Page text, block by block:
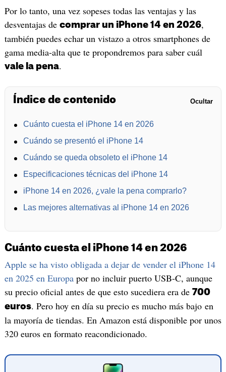
Por lo tanto, una vez sopeses todas las ventajas y las
desventajas de comprar un iPhone 14 en 2026,
también puedes echar un vistazo a otros smartphones de
gama media-alta que te propondremos para saber cuál
vale la pena.
Índice de contenido Ocultar
Cuánto cuesta el iPhone 14 en 2026
Cuándo se presentó el iPhone 14
Cuándo se queda obsoleto el iPhone 14
Especificaciones técnicas del iPhone 14
iPhone 14 en 2026, ¿vale la pena comprarlo?
Las mejores alternativas al iPhone 14 en 2026
Cuánto cuesta el iPhone 14 en 2026
Apple se ha visto obligada a dejar de vender el iPhone 14
en 2025 en Europapor no incluir puerto USB-C, aunque
su precio oficial antes de que esto sucediera era de 700
euros. Pero hoy en día su precio es mucho más bajo en
la mayoría de tiendas. En Amazon está disponible por unos
320 euros en formato reacondicionado.